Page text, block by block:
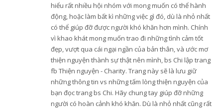
hiểu rất nhiều hội nhóm với mong muốn có thể hành
động, hoặc làm bất kì những việc gì đó, dù là nhỏ nhất
có thể giúp đỡ được người khó khăn hơn mình. Chính
vì khao khát mong muốn trao đi những tình cảm tốt
đẹp, vượt qua cái ngại ngần của bản thân, và ước mơ
thiện nguyện thành sự thật nên mình, bs Chi lập trang
fb Thiện nguyện - Charity. Trang này sẽ là lưu giữ
những thông tin vs những tấm lòng thiện nguyện của
bạn đọc trang bs Chi. Hãy chung tay giúp đỡ những
người có hoàn cảnh khó khăn. Dù là nhỏ nhất cũng rất